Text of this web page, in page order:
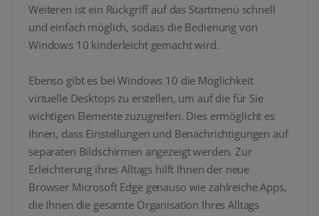
Weiteren ist ein Rückgriff auf das Startmenü schnell
und einfach möglich, sodass die Bedienung von
Windows 10 kinderleicht gemacht wird.
Ebenso gibt es bei Windows 10 die Möglichkeit
virtuelle Desktops zu erstellen, um auf die für Sie
wichtigen Elemente zuzugreifen. Dies ermöglicht es
Ihnen, dass Einstellungen und Benachrichtigungen auf
separaten Bildschirmen angezeigt werden. Zur
Erleichterung ihres Alltags hilft Ihnen der neue
Browser Microsoft Edge genauso wie zahlreiche Apps,
die Ihnen die gesamte Organisation Ihres Alltags